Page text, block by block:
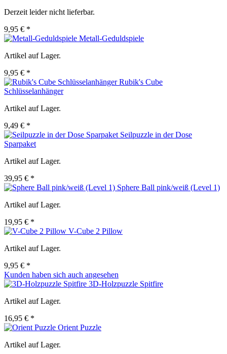
Derzeit leider nicht lieferbar.
9,95 € *
Metall-Geduldspiele
Artikel auf Lager.
9,95 € *
Rubik's Cube
Schlüsselanhänger
Artikel auf Lager.
9,49 € *
Seilpuzzle in der Dose
Sparpaket
Artikel auf Lager.
39,95 € *
Sphere Ball pink/weiß (Level 1)
Artikel auf Lager.
19,95 € *
V-Cube 2 Pillow
Artikel auf Lager.
9,95 € *
Kunden haben sich auch angesehen
3D-Holzpuzzle Spitfire
Artikel auf Lager.
16,95 € *
Orient Puzzle
Artikel auf Lager.